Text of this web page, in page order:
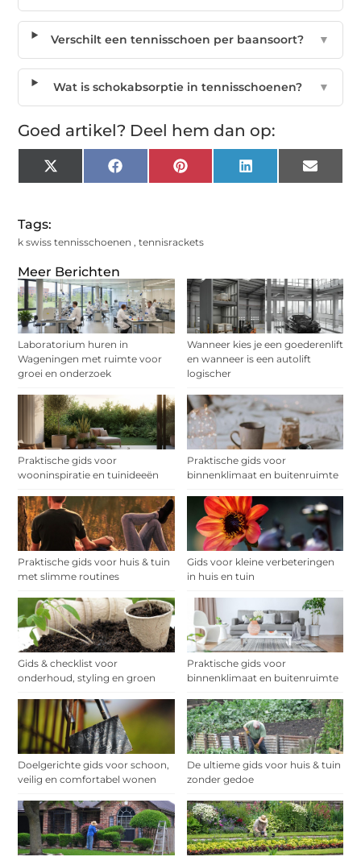
Meer Berichten
Laboratorium huren in
Wageningen met ruimte voor
groei en onderzoek
Wanneer kies je een goederenlift
en wanneer is een autolift
logischer
Praktische gids voor
wooninspiratie en tuinideeën
Praktische gids voor
binnenklimaat en buitenruimte
Praktische gids voor huis & tuin
met slimme routines
Gids voor kleine verbeteringen
in huis en tuin
Gids & checklist voor
onderhoud, styling en groen
Praktische gids voor
binnenklimaat en buitenruimte
Doelgerichte gids voor schoon,
veilig en comfortabel wonen
De ultieme gids voor huis & tuin
zonder gedoe
Verschilt een tennisschoen per baansoort? ▼
Wat is schokabsorptie in tennisschoenen? ▼
Goed artikel? Deel hem dan op:
X
(Twitter)
Facebook Pinterest LinkedIn Email
Tags:
k swiss tennisschoenen ,tennisrackets